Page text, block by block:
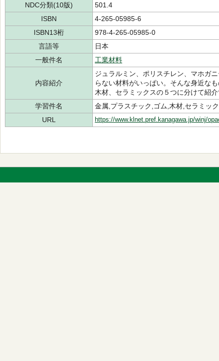
NDC分類(10版)
501.4
ISBN
4-265-05985-6
ISBN13桁
978-4-265-05985-0
言語等
日本
一般件名
工業材料
内容紹介
ジュラルミン、ポリスチレン、マホガ
らない材料がいっぱい。そんな身近な
木材、セラミックスの５つに分けて紹
学習件名
金属,プラスチック,ゴム,木材,セラミッ
URL
https://www.klnet.pref.kanagawa.jp/winj/